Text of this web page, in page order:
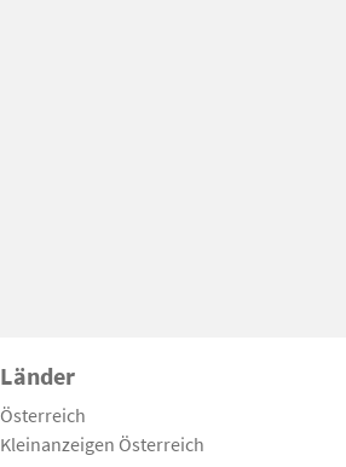
Länder
Österreich
Kleinanzeigen Österreich